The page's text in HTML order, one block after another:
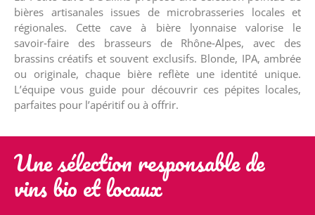
Une sélection responsable de
vins bio et locaux
bières artisanales issues de microbrasseries locales et
régionales. Cette cave à bière lyonnaise valorise le
savoir‑faire des brasseurs de Rhône‑Alpes, avec des
brassins créatifs et souvent exclusifs. Blonde, IPA, ambrée
ou originale, chaque bière reflète une identité unique.
L’équipe vous guide pour découvrir ces pépites locales,
parfaites pour l’apéritif ou à offrir.